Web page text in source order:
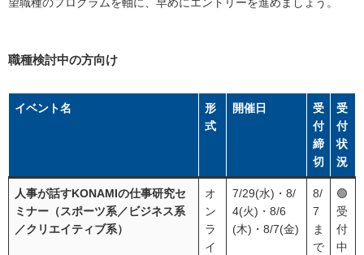
ガ）
グループ/セガサミーホールディングス）
コナミグループ志望者におすすめのスカウト型就活サイ
OfferBox｜3年連続就活生の満足度No.1。東証プライ
ム上場企業を含む約2.3万社に出会える
ABABA｜最終面接まで残った経験を評価。選考カッ
トで早期内定を狙える
望職種のプログラムを軸に、早めにエントリーを進めましょう。
職種検討中の方向け
イベント名
形
式
開催日
受
付
締
切
受
付
状
況
人事が話すKONAMIの仕事研究セ
ミナー（スポーツ系／ビジネス系
／クリエイティブ系）
オ
ン
ラ
イ
7/29(水)・8/
4(火)・8/6
(木)・8/7(金)
8/
7
ま
で
🟢
受
付
中